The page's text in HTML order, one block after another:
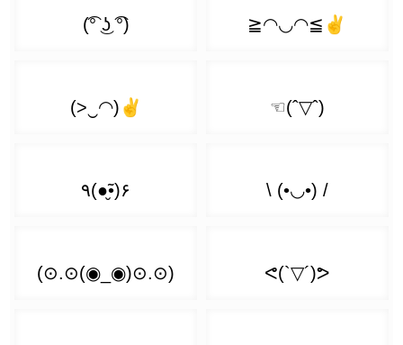
(╯ ͡❛ ͜ʖ ͡❛)╯┻━┻
(✿ ͡❛ ͜ʖ ͡❛)
( ͡⊙ ͜ʖ ͡⊙)
( ͡◎ ͜ʖ ͡◎)
(❛̀ ͜ʖ ́❛)
(❛︣ ͜ʖ ❛᷅)
( ͡❛ ₃ ͡❛)
( ͡❛ ͟ʖ ͡❛)
( ͡❛ 👅 ͡❛)